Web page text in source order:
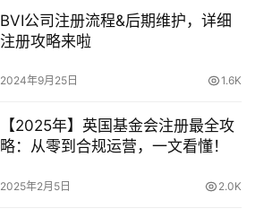
BVI公司注册流程&后期维护，详细
注册攻略来啦
2024年9月25日 1.6K
【2025年】英国基金会注册最全攻
略：从零到合规运营，一文看懂！
2025年2月5日 2.0K